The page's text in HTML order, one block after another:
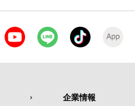
企業情報